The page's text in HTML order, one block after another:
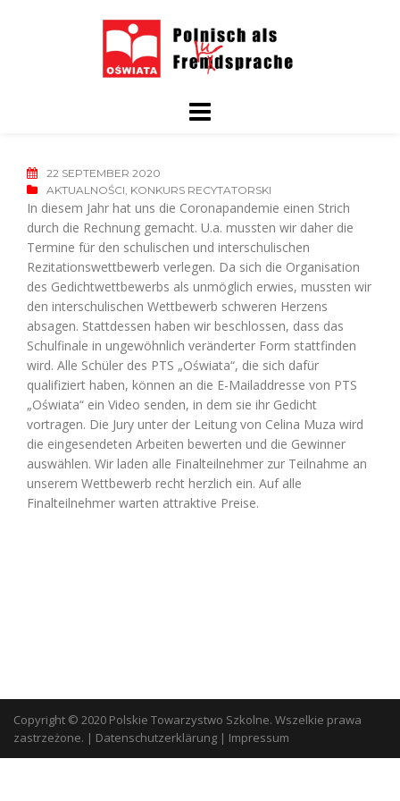
22 SEPTEMBER 2020
AKTUALNOŚCI, KONKURS RECYTATORSKI
In diesem Jahr hat uns die Coronapandemie einen Strich
durch die Rechnung gemacht. U.a. mussten wir daher die
Termine für den schulischen und interschulischen
Rezitationswettbewerb verlegen. Da sich die Organisation
des Gedichtwettbewerbs als unmöglich erwies, mussten wir
den interschulischen Wettbewerb schweren Herzens
absagen. Stattdessen haben wir beschlossen, dass das
Schulfinale in ungewöhnlich veränderter Form stattfinden
wird. Alle Schüler des PTS „Oświata“, die sich dafür
qualifiziert haben, können an die E-Mailaddresse von PTS
„Oświata“ ein Video senden, in dem sie ihr Gedicht
vortragen. Die Jury unter der Leitung von Celina Muza wird
die eingesendeten Arbeiten bewerten und die Gewinner
auswählen. Wir laden alle Finalteilnehmer zur Teilnahme an
unserem Wettbewerb recht herzlich ein. Auf alle
Finalteilnehmer warten attraktive Preise.
Copyright © 2020 Polskie Towarzystwo Szkolne. Wszelkie prawa
zastrzeżone. | Datenschutzerklärung | Impressum